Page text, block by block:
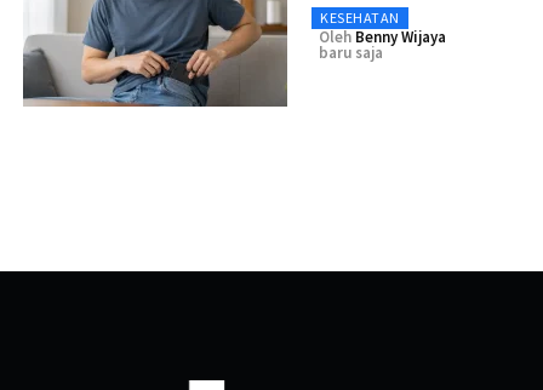
KESEHATAN
Oleh Benny Wijaya
baru saja